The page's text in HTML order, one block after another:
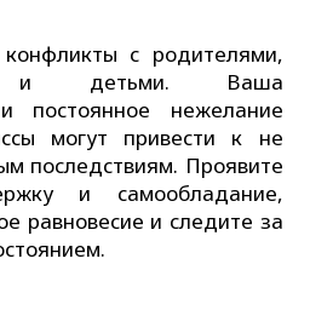
с родителями,
и детьми. Ваша
постоянное нежелание
могут привести к не
последствиям. Проявите
и самообладание,
равновесие и следите за